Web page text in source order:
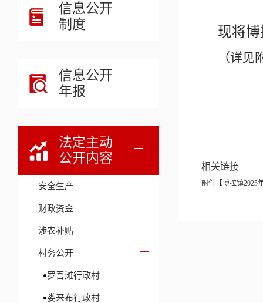
信息公开
制度
信息公开
年报
法定主动
公开内容
安全生产
财政资金
涉农补贴
村务公开
罗吾滩行政村
娄来布行政村
现将
（详见
相关链接
附件【博拉镇2025